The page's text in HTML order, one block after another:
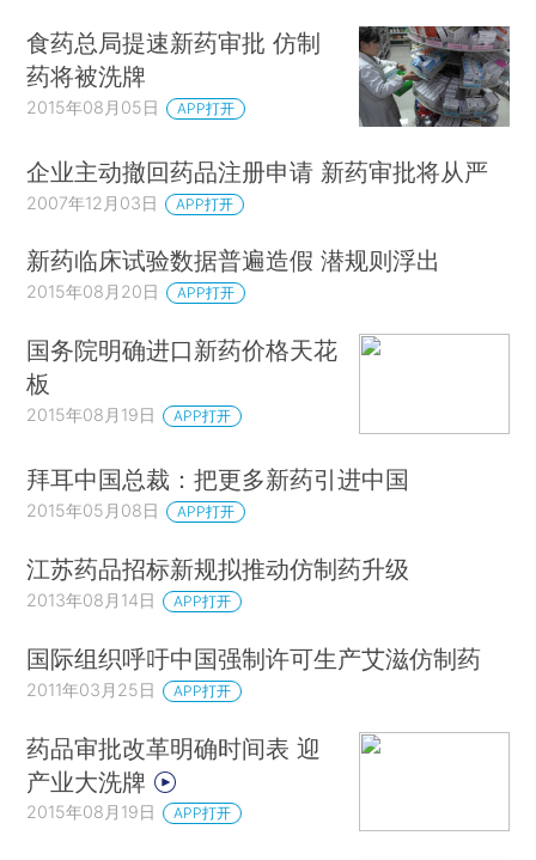
食药总局提速新药审批 仿制
药将被洗牌
2015年08月05日 APP打开
企业主动撤回药品注册申请 新药审批将从严
2007年12月03日 APP打开
新药临床试验数据普遍造假 潜规则浮出
2015年08月20日 APP打开
国务院明确进口新药价格天花
板
2015年08月19日 APP打开
拜耳中国总裁：把更多新药引进中国
2015年05月08日 APP打开
江苏药品招标新规拟推动仿制药升级
2013年08月14日 APP打开
国际组织呼吁中国强制许可生产艾滋仿制药
2011年03月25日 APP打开
药品审批改革明确时间表 迎
产业大洗牌
2015年08月19日 APP打开